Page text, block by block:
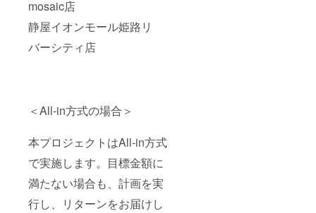
mosaic店
静屋イオンモール姫路リ
バーシティ店
＜All-in方式の場合＞
本プロジェクトはAll-in方式
で実施します。目標金額に
満たない場合も、計画を実
行し、リターンをお届けし